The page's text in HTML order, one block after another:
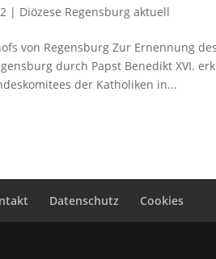
| Diözese Regensburg aktuell
von Regensburg Zur Ernennung
durch Papst Benedikt XVI.
der Katholiken in...
Datenschutz Cookies